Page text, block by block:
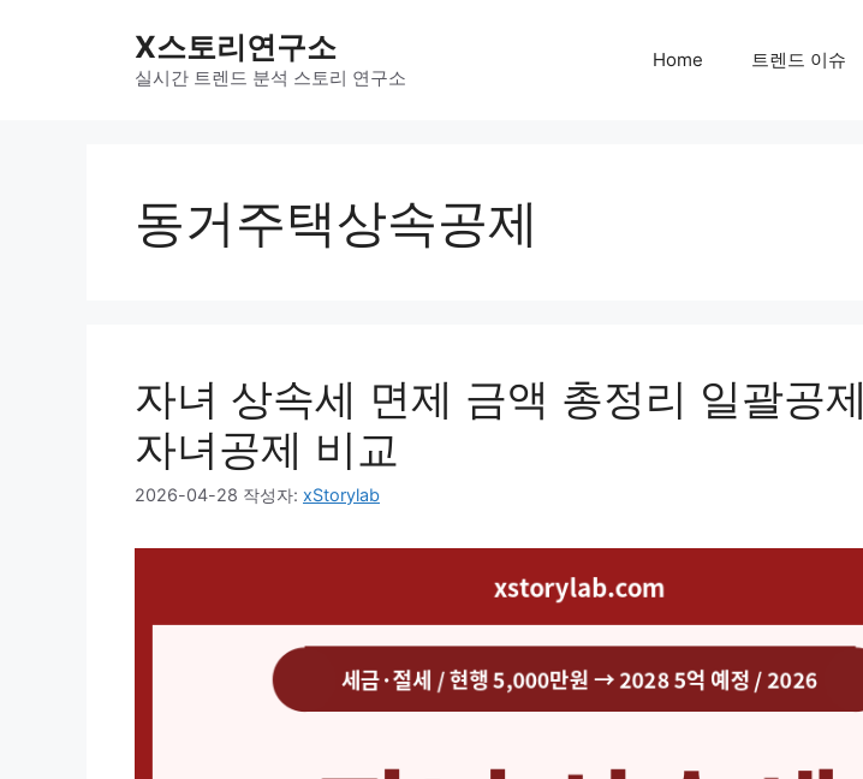
X스토리연구소
실시간 트렌드 분석 스토리 연구소
Home 트렌드 이슈
동거주택상속공제
자녀 상속세 면제 금액 총정리 일괄공
자녀공제 비교
2026-04-28 작성자: xStorylab